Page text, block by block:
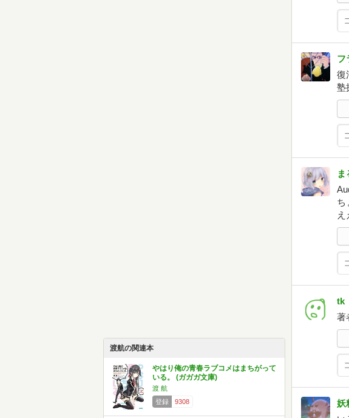
渡航の関連本
やはり俺の青春ラブコメはまちがって
いる。 (ガガガ文庫)
渡 航
登録
9308
フ
復
塾
ち
え
tk
著
妖